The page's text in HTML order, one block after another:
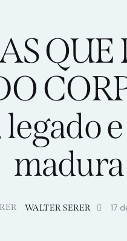
legado
madura
WALTER SERER 17